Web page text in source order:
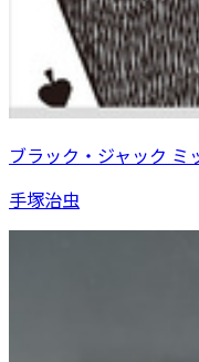
ブラック・ジャック
手塚治虫